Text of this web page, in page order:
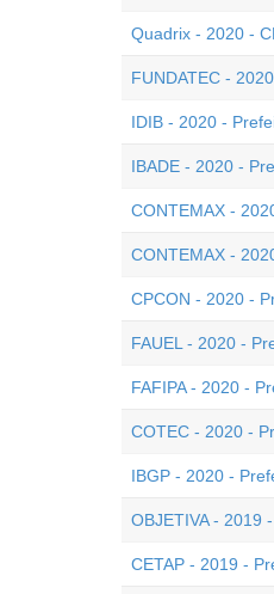
Quadrix - 2020 -
FUNDATEC -
IDIB - 2020 -
IBADE - 2020 -
CONTEMAX -
CONTEMAX -
CPCON - 2020 -
FAUEL - 2020 -
FAFIPA - 2020 -
COTEC - 2020 -
IBGP - 2020 -
OBJETIVA - 2019
CETAP - 2019 -